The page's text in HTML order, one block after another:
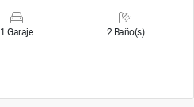
1 Garaje 2 Baño(s)